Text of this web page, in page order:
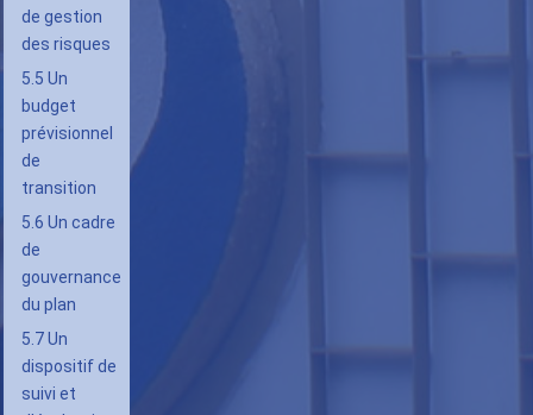
de gestion
des risques
5.5 Un
budget
prévisionnel
de
transition
5.6 Un cadre
de
gouvernance
du plan
5.7 Un
dispositif de
suivi et